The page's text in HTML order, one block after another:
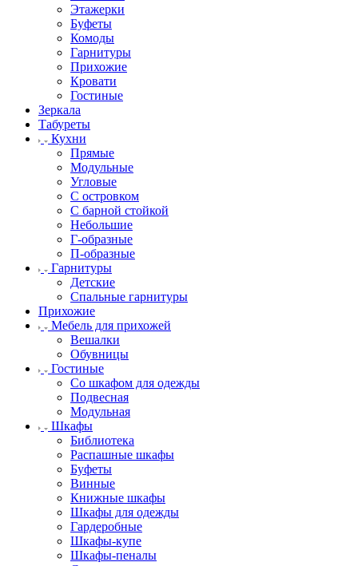
Этажерки
Буфеты
Комоды
Гарнитуры
Прихожие
Кровати
Гостиные
Зеркала
Табуреты
Кухни
Прямые
Модульные
Угловые
С островком
С барной стойкой
Небольшие
Г-образные
П-образные
Гарнитуры
Детские
Спальные гарнитуры
Прихожие
Мебель для прихожей
Вешалки
Обувницы
Гостиные
Со шкафом для одежды
Подвесная
Модульная
Шкафы
Библиотека
Распашные шкафы
Буфеты
Винные
Книжные шкафы
Шкафы для одежды
Гардеробные
Шкафы-купе
Шкафы-пеналы